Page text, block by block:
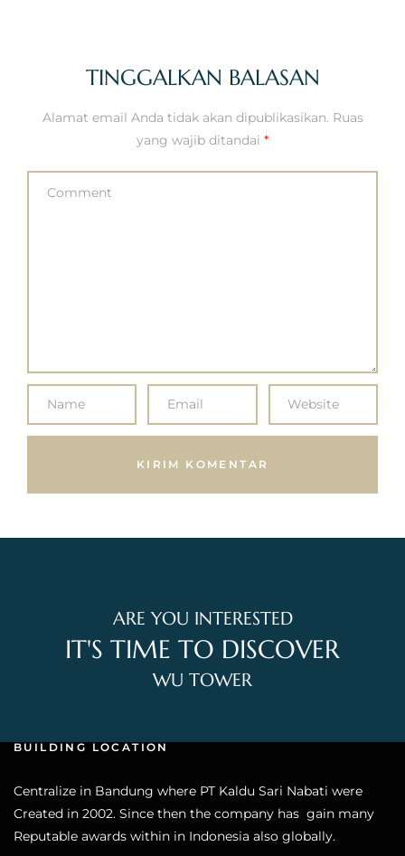
TINGGALKAN BALASAN
Alamat email Anda tidak akan dipublikasikan. Ruas
yang wajib ditandai *
ARE YOU INTERESTED
IT'S TIME TO DISCOVER
WU TOWER
BUILDING LOCATION
Centralize in Bandung where PT Kaldu Sari Nabati were
Created in 2002. Since then the company has gain many
Reputable awards within in Indonesia also globally.